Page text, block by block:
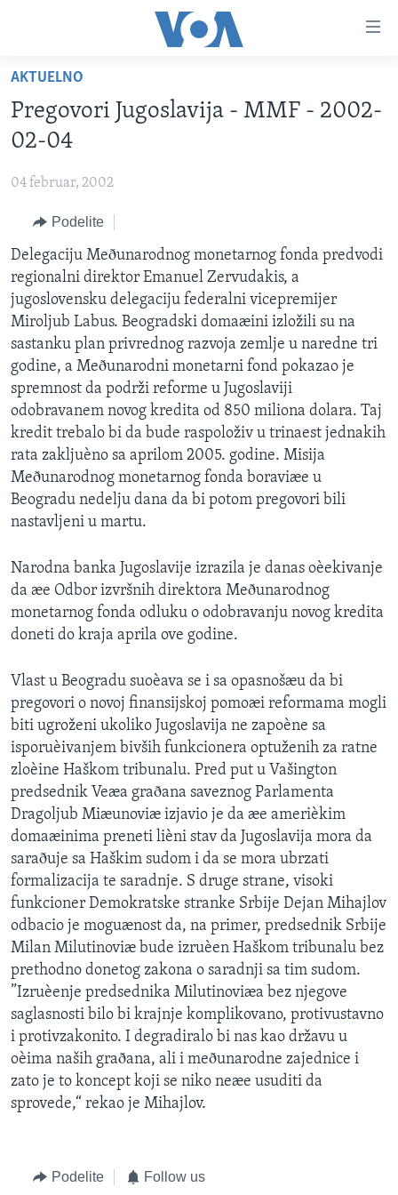
glavni
sadržaj
Idi
na
glavnu
pretragu
RUBRIKE
BALKAN
GLOBALNE TEME
EKONOMIJA
NAUKA I TEHNOLOGIJA
MEDICINA
KULTURA
DRUŠTVO
SPORT
INTERVJU
OTVORENI STUDIO
IZ AMERIKE
PRATITE NAS
Jezici
AKTUELNO
Pregovori Jugoslavija - MMF - 2002-
02-04
04 februar, 2002
Podelite
Delegaciju Meðunarodnog monetarnog fonda predvodi
regionalni direktor Emanuel Zervudakis, a
jugoslovensku delegaciju federalni vicepremijer
Miroljub Labus. Beogradski domaæini izložili su na
sastanku plan privrednog razvoja zemlje u naredne tri
godine, a Meðunarodni monetarni fond pokazao je
spremnost da podrži reforme u Jugoslaviji
odobravanem novog kredita od 850 miliona dolara. Taj
kredit trebalo bi da bude raspoloživ u trinaest jednakih
rata zakljuèno sa aprilom 2005. godine. Misija
Meðunarodnog monetarnog fonda boraviæe u
Beogradu nedelju dana da bi potom pregovori bili
nastavljeni u martu.
Narodna banka Jugoslavije izrazila je danas oèekivanje
da æe Odbor izvršnih direktora Meðunarodnog
monetarnog fonda odluku o odobravanju novog kredita
doneti do kraja aprila ove godine.
Vlast u Beogradu suoèava se i sa opasnošæu da bi
pregovori o novoj finansijskoj pomoæi reformama mogli
biti ugroženi ukoliko Jugoslavija ne zapoène sa
isporuèivanjem bivših funkcionera optuženih za ratne
zloèine Haškom tribunalu. Pred put u Vašington
predsednik Veæa graðana saveznog Parlamenta
Dragoljub Miæunoviæ izjavio je da æe amerièkim
domaæinima preneti lièni stav da Jugoslavija mora da
saraðuje sa Haškim sudom i da se mora ubrzati
formalizacija te saradnje. S druge strane, visoki
funkcioner Demokratske stranke Srbije Dejan Mihajlov
odbacio je moguænost da, na primer, predsednik Srbije
Milan Milutinoviæ bude izruèen Haškom tribunalu bez
prethodno donetog zakona o saradnji sa tim sudom.
”Izruèenje predsednika Milutinoviæa bez njegove
saglasnosti bilo bi krajnje komplikovano, protivustavno
i protivzakonito. I degradiralo bi nas kao državu u
oèima naših graðana, ali i meðunarodne zajednice i
zato je to koncept koji se niko neæe usuditi da
sprovede,“ rekao je Mihajlov.
Podelite Follow us